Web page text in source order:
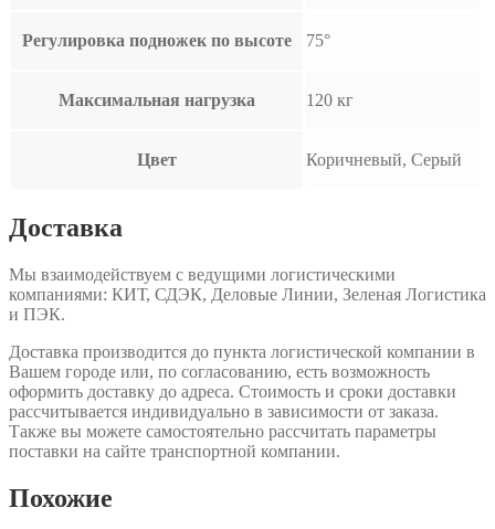
Регулировка подножек по высоте 75°
Максимальная нагрузка 120 кг
Цвет Коричневый, Серый
Доставка
Мы взаимодействуем с ведущими логистическими
компаниями: КИТ, СДЭК, Деловые Линии, Зеленая Логистика
и ПЭК.
Доставка производится до пункта логистической компании в
Вашем городе или, по согласованию, есть возможность
оформить доставку до адреса. Стоимость и сроки доставки
рассчитывается индивидуально в зависимости от заказа.
Также вы можете самостоятельно рассчитать параметры
поставки на сайте транспортной компании.
Похожие